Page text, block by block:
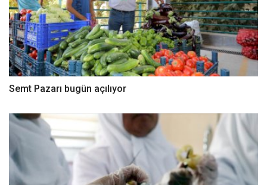
Semt Pazarı bugün açılıyor